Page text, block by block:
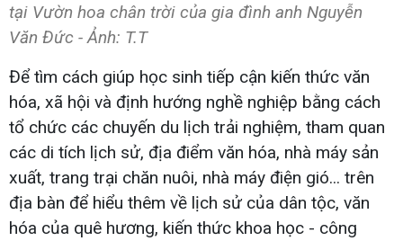
tại Vườn hoa chân trời của gia đình anh Nguyễn
Văn Đức - Ảnh: T.T
Để tìm cách giúp học sinh tiếp cận kiến thức văn
hóa, xã hội và định hướng nghề nghiệp bằng cách
tổ chức các chuyến du lịch trải nghiệm, tham quan
các di tích lịch sử, địa điểm văn hóa, nhà máy sản
xuất, trang trại chăn nuôi, nhà máy điện gió... trên
địa bàn để hiểu thêm về lịch sử của dân tộc, văn
hóa của quê hương, kiến thức khoa học - công